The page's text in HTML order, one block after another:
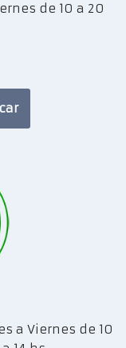
de 10 a 20
a Viernes de 10